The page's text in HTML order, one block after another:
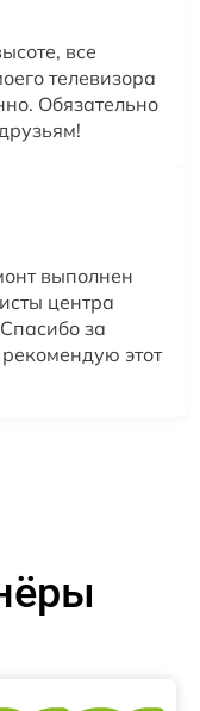
все
телевизора
Обязательно
выполнен
центра
за
этот